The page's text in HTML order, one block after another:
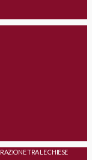
TRA LE CHIESE